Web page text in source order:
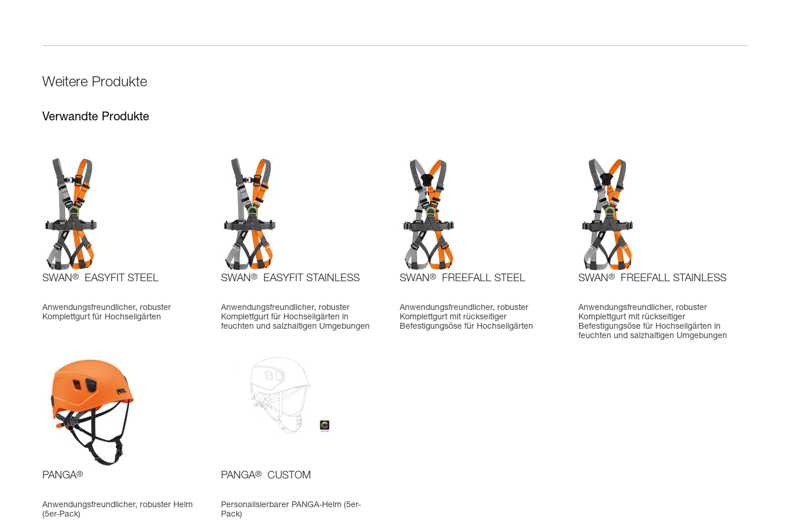
Weitere Produkte
Verwandte Produkte
SWAN® EASYFIT STEEL
Anwendungsfreundlicher, robuster
Komplettgurt für Hochseilgärten
SWAN® EASYFIT STAINLESS
Anwendungsfreundlicher, robuster
Komplettgurt für Hochseilgärten in
feuchten und salzhaltigen Umgebungen
SWAN® FREEFALL STEEL
Anwendungsfreundlicher, robuster
Komplettgurt mit rückseitiger
Befestigungsöse für Hochseilgärten
SWAN® FREEFALL STAINLESS
Anwendungsfreundlicher, robuster
Komplettgurt mit rückseitiger
Befestigungsöse für Hochseilgärten in
feuchten und salzhaltigen Umgebungen
PANGA®
Anwendungsfreundlicher, robuster Helm
(5er-Pack)
PANGA® CUSTOM
Personalisierbarer PANGA-Helm (5er-
Pack)